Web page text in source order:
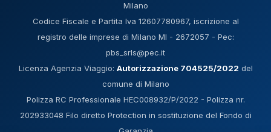
Milano
Codice Fiscale e Partita Iva 12607780967, iscrizione al
registro delle imprese di Milano MI - 2672057 - Pec:
pbs_srls@pec.it
Licenza Agenzia Viaggio: Autorizzazione 704525/2022 del
comune di Milano
Polizza RC Professionale HEC008932/P/2022 - Polizza nr.
202933048 Filo diretto Protection in sostituzione del Fondo di